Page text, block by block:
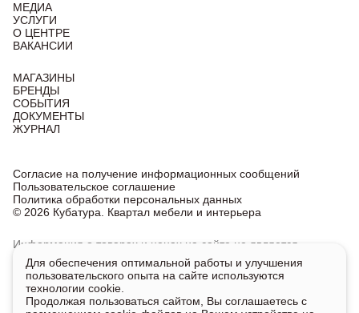
МЕДИА
УСЛУГИ
О ЦЕНТРЕ
ВАКАНСИИ
МАГАЗИНЫ
БРЕНДЫ
СОБЫТИЯ
ДОКУМЕНТЫ
ЖУРНАЛ
© 2026 Кубатура. Квартал мебели и интерьера
Согласие на получение информационных сообщений
Пользовательское соглашение
Политика обработки персональных данных
Информация о товарах и ценах на сайте не является
публичной офертой, носит исключительно информационный
характер.
Для получения подробной информации о наличии
и стоимости указанных товаров и услуг напишите или
позвоните нам.
Для обеспечения оптимальной работы и улучшения
пользовательского опыта на сайте используются
технологии cookie.
Продолжая пользоваться сайтом, Вы соглашаетесь с